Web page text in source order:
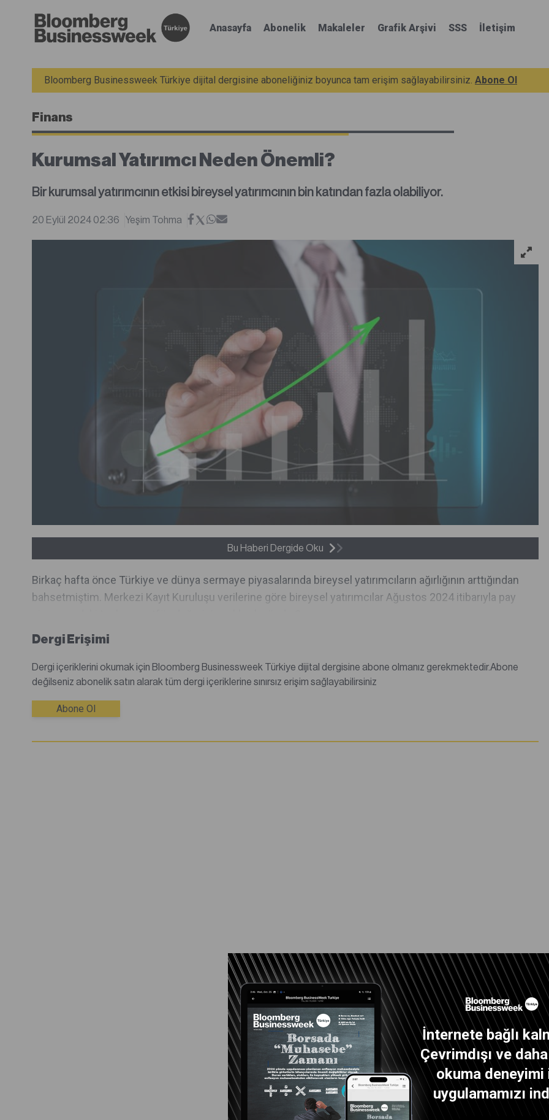
İnternete bağlı
Çevrimdışı ve
okuma deneyimi
uygulamamızı
Anasayfa Abonelik Makaleler Grafik Arşivi SSS İletişim
Bloomberg Businessweek Türkiye dijital dergisine aboneliğiniz boyunca tam erişim sağlayabilirsiniz. Abone Ol
Finans
Kurumsal Yatırımcı Neden Önemli?
Bir kurumsal yatırımcının etkisi bireysel yatırımcının bin katından fazla olabiliyor.
20 Eylül 2024 02:36 Yeşim Tohma
Bu Haberi Dergide Oku
Birkaç hafta önce Türkiye ve dünya sermaye piyasalarında bireysel yatırımcıların ağırlığının arttığından
bahsetmiştim. Merkezi Kayıt Kuruluşu verilerine göre bireysel yatırımcılar Ağustos 2024 itibarıyla pay
Dergi Erişimi
Dergi içeriklerini okumak için Bloomberg Businessweek Türkiye dijital dergisine abone olmanız gerekmektedir.Abone
değilseniz abonelik satın alarak tüm dergi içeriklerine sınırsız erişim sağlayabilirsiniz
Abone Ol